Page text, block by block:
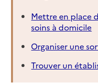
Mettre en place
soins à domicile
Organiser une
Trouver un